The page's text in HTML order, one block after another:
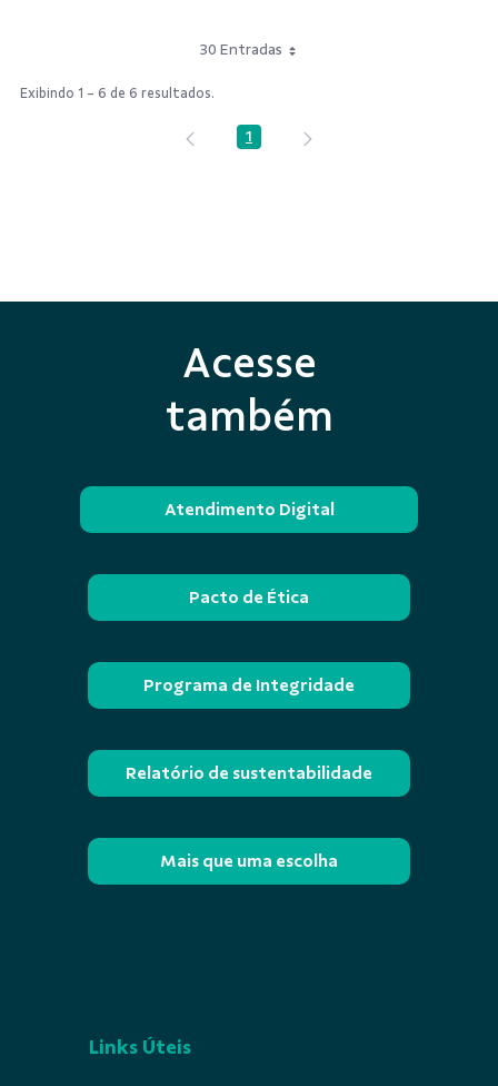
30 Entradas
Exibindo 1 - 6 de 6 resultados.
Página
1
Acesse
também
Atendimento Digital
Pacto de Ética
Programa de Integridade
Relatório de sustentabilidade
Mais que uma escolha
Links Úteis